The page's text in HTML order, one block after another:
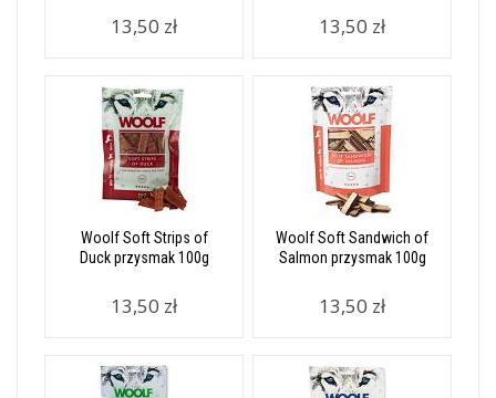
13,50 zł 13,50 zł
Woolf Soft Strips of
Duck przysmak 100g
13,50 zł
Woolf Soft Sandwich of
Salmon przysmak 100g
13,50 zł